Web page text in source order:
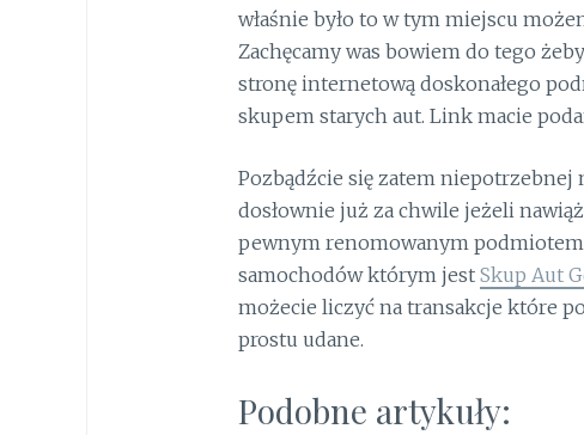
właśnie było to w tym miejscu
Zachęcamy was bowiem do tego
stronę internetową doskonałego
skupem starych aut. Link macie
Pozbądźcie się zatem niepotrzebnej
dosłownie już za chwile jeżeli
pewnym renomowanym
samochodów którym jest Skup Aut
możecie liczyć na transakcje które
prostu udane.
Podobne artykuły: